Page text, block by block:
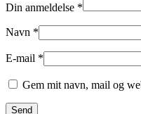
Din anmeldelse *
Navn *
E-mail *
Gem mit navn, mail og